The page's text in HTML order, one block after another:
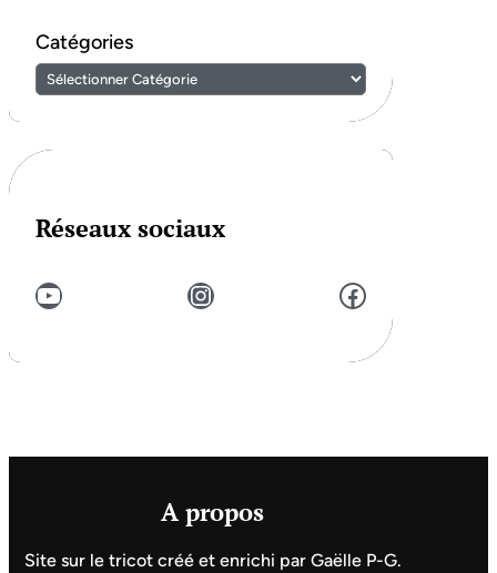
Catégories
Réseaux sociaux
YouTube Instagram Facebook
A propos
Site sur le tricot créé et enrichi par Gaëlle P-G.